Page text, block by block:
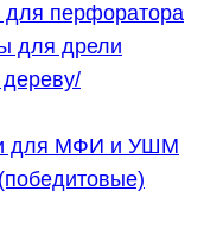
для перфоратора
для дрели
для МФИ и УШМ